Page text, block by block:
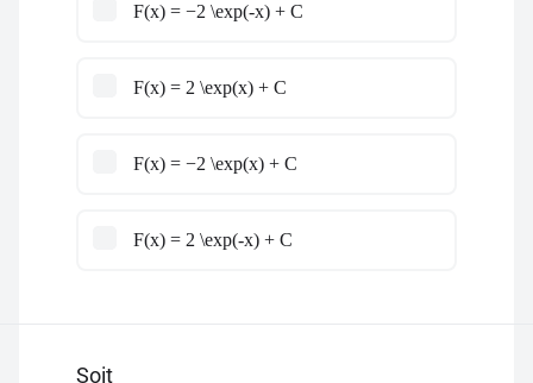
F(x) = −2 \exp(-x) + C
F(x) = 2 \exp(x) + C
F(x) = −2 \exp(x) + C
F(x) = 2 \exp(-x) + C
Soit